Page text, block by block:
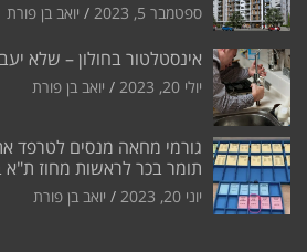
ספטמבר 5, 2023 יואב בן פורת
אינסטלטור בחולון – שלא
יולי 20, 2023 יואב בן פורת
גורמי מחאה מנסים לטרפד
תומר בכר לראשות מחוז ת"א
יוני 20, 2023 יואב בן פורת